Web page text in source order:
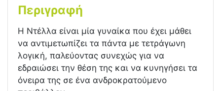
Περιγραφή
Η Ντέλλα είναι μία γυναίκα που έχει μάθει
να αντιμετωπίζει τα πάντα με τετράγωνη
λογική, παλεύοντας συνεχώς για να
εδραιώσει την θέση της και να κυνηγήσει τα
όνειρα της σε ένα ανδροκρατούμενο